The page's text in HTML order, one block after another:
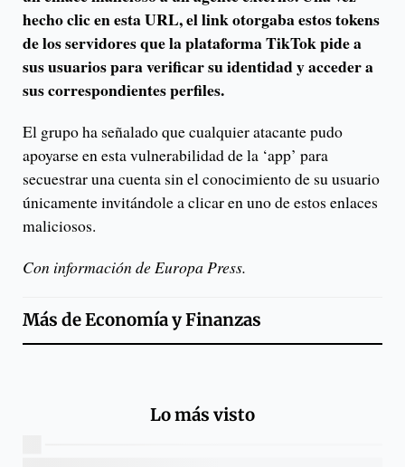
hecho clic en esta URL, el link otorgaba estos tokens
de los servidores que la plataforma TikTok pide a
sus usuarios para verificar su identidad y acceder a
sus correspondientes perfiles.
El grupo ha señalado que cualquier atacante pudo
apoyarse en esta vulnerabilidad de la ‘app’ para
secuestrar una cuenta sin el conocimiento de su usuario
únicamente invitándole a clicar en uno de estos enlaces
maliciosos.
Con información de Europa Press.
Más deEconomía y Finanzas
Lo más visto